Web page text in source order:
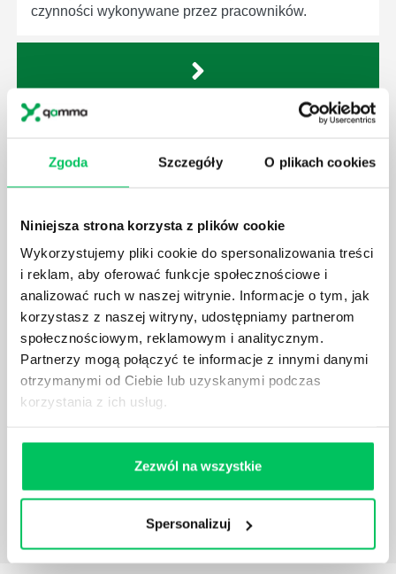
Zgoda Szczegóły O plikach cookies
Niniejsza strona korzysta z plików cookie
Wykorzystujemy pliki cookie do spersonalizowania treści
i reklam, aby oferować funkcje społecznościowe i
analizować ruch w naszej witrynie. Informacje o tym, jak
korzystasz z naszej witryny, udostępniamy partnerom
społecznościowym, reklamowym i analitycznym.
Partnerzy mogą połączyć te informacje z innymi danymi
otrzymanymi od Ciebie lub uzyskanymi podczas
korzystania z ich usług.
Zezwól na wszystkie
Spersonalizuj
czynności wykonywane przez pracowników.
JAK BRYGADZISTA MOŻE ROZWINĄĆ SWOJE
działu.
JAKĄ METODĘ ZARZĄDZANIA POWINIEN ZNAĆ
KAŻDY MENEDŻER?
Istnieje wiele metod zarządzania, które mogą okazać
jest jednak łatwe i warto mieć tego świadomość.